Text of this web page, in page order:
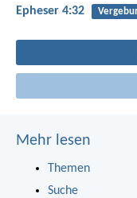
Epheser 4:32
Mehr lesen
Themen
Suche